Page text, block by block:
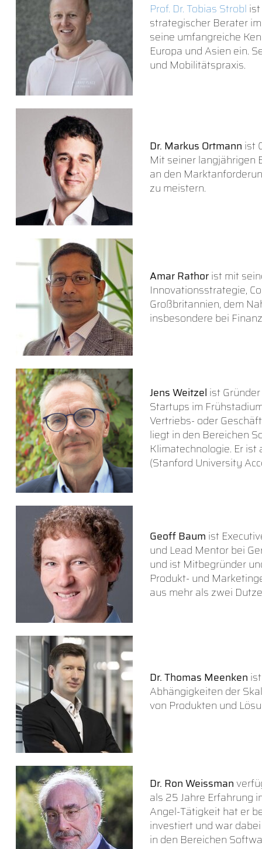
Prof. Dr. Tobias Strobl
strategischer Berater
seine umfangreiche
Europa und Asien ein.
und Mobilitätspraxis.
Dr. Markus Ortmann ist
Mit seiner langjährigen
an den
zu meistern.
Amar Rathorist mit
Innovationsstrategie,
Großbritannien, dem
insbesondere bei
Jens Weitzel ist
Startups im
Vertriebs- oder
liegt in den Bereichen
Klimatechnologie. Er
(Stanford University
Geoff Baum ist
und Lead Mentor bei
und ist Mitbegründer
Produkt- und
aus mehr als zwei
Dr. Thomas Meenken
Abhängigkeiten der
von Produkten und
Dr. Ron Weissman
als 25 Jahre Erfahrung
Angel-Tätigkeit hat er
investiert und war
in den Bereichen